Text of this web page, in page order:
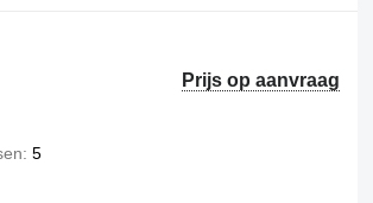
Prijs op aanvraag
5